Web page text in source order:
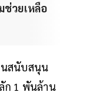
ช่วยเหลือ
นสนับสนุน
ก 1 พันล้าน